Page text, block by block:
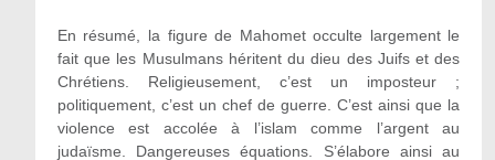
En résumé, la figure de Mahomet occulte largement le
fait que les Musulmans héritent du dieu des Juifs et des
Chrétiens. Religieusement, c’est un imposteur ;
politiquement, c’est un chef de guerre. C’est ainsi que la
violence est accolée à l’islam comme l’argent au
judaïsme. Dangereuses équations. S’élabore ainsi au